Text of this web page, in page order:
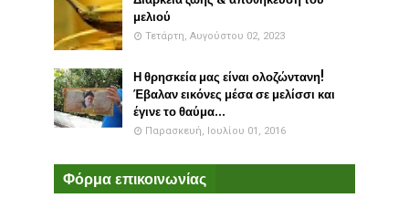
μελιού
Τετάρτη, Αυγούστου 02, 2023
Η θρησκεία μας είναι ολοζώντανη!
Έβαλαν εικόνες μέσα σε μελίσσι και
έγινε το θαύμα...
Παρασκευή, Ιουλίου 01, 2016
Φόρμα επικοινωνίας